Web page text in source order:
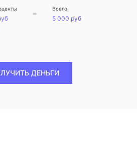
= Всего
5 000 руб
ДЕНЬГИ